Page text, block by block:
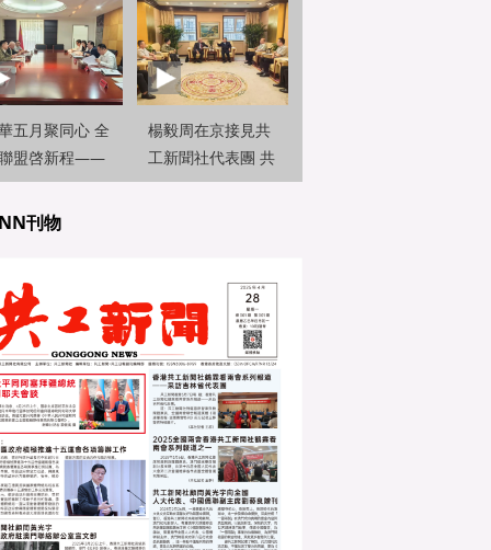
五月聚同心 全
盟啓新程——
峰在京接見共
聞社代
楊毅周在京接見共
工新聞社代表團 共
話國際傳播新篇章
刊物